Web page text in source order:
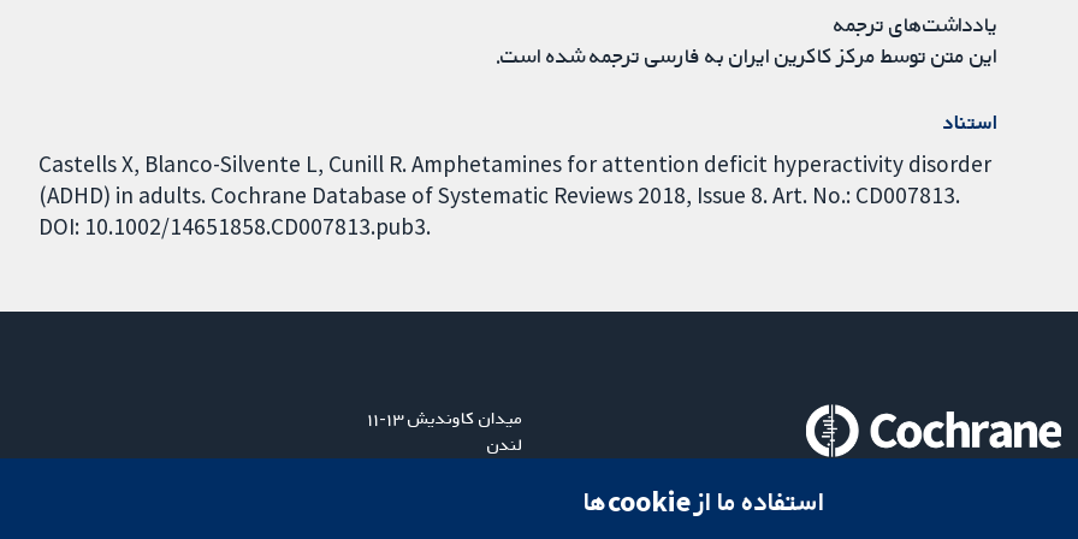
یادداشت‌های ترجمه
این متن توسط مرکز کاکرین ایران به فارسی ترجمه شده است.
استناد
Castells X, Blanco-Silvente L, Cunill R. Amphetamines for attention deficit hyperactivity disorder
(ADHD) in adults. Cochrane Database of Systematic Reviews 2018, Issue 8. Art. No.: CD007813.
DOI: 10.1002/14651858.CD007813.pub3.
میدان کاوندیش ۱۳-۱۱
لندن
استفاده ما از cookie‌ها